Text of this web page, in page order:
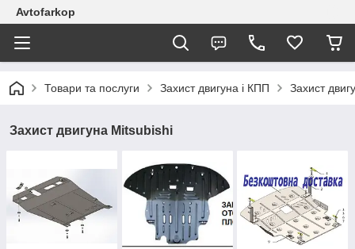
Avtofarkop
Товари та послуги Захист двигуна і КПП Захист
Захист двигуна Mitsubishi